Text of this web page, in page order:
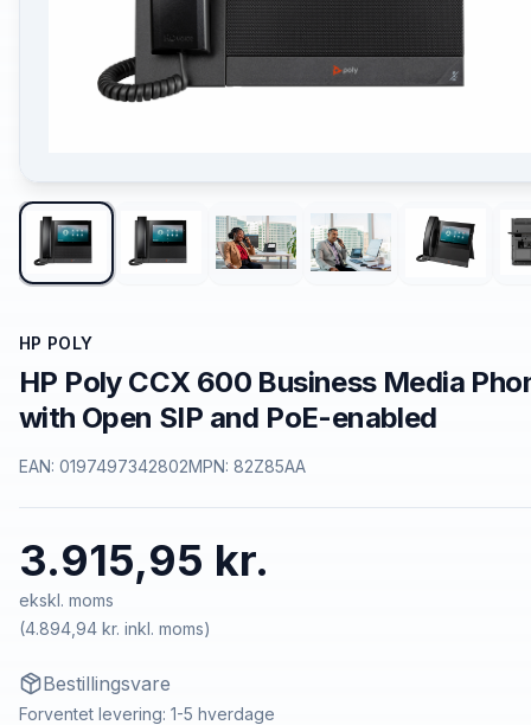
HP POLY
HP Poly CCX 600 Business Media
with Open SIP and PoE-enabled
EAN: 0197497342802MPN: 82Z85AA
3.915,95 kr.
ekskl. moms
(4.894,94 kr. inkl. moms)
Bestillingsvare
Forventet levering: 1-5 hverdage